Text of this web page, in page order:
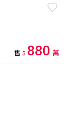
售 $ 880 萬